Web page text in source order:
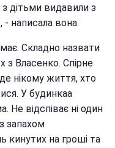
дітьми видавили з
- написала вона.
Складно назвати
Власенко. Спірне
нікому життя, хто
У будинкаа
Не відспіває ні один
запахом
кинутих на гроші та